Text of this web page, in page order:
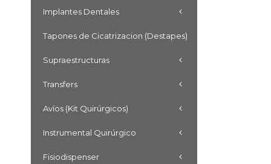
Implantes Dentales
Tapones de Cicatrizacion (Destapes)
Supraestructuras
Transfers
Avíos (Kit Quirúrgicos)
Instrumental Quirúrgico
Fisiodispenser